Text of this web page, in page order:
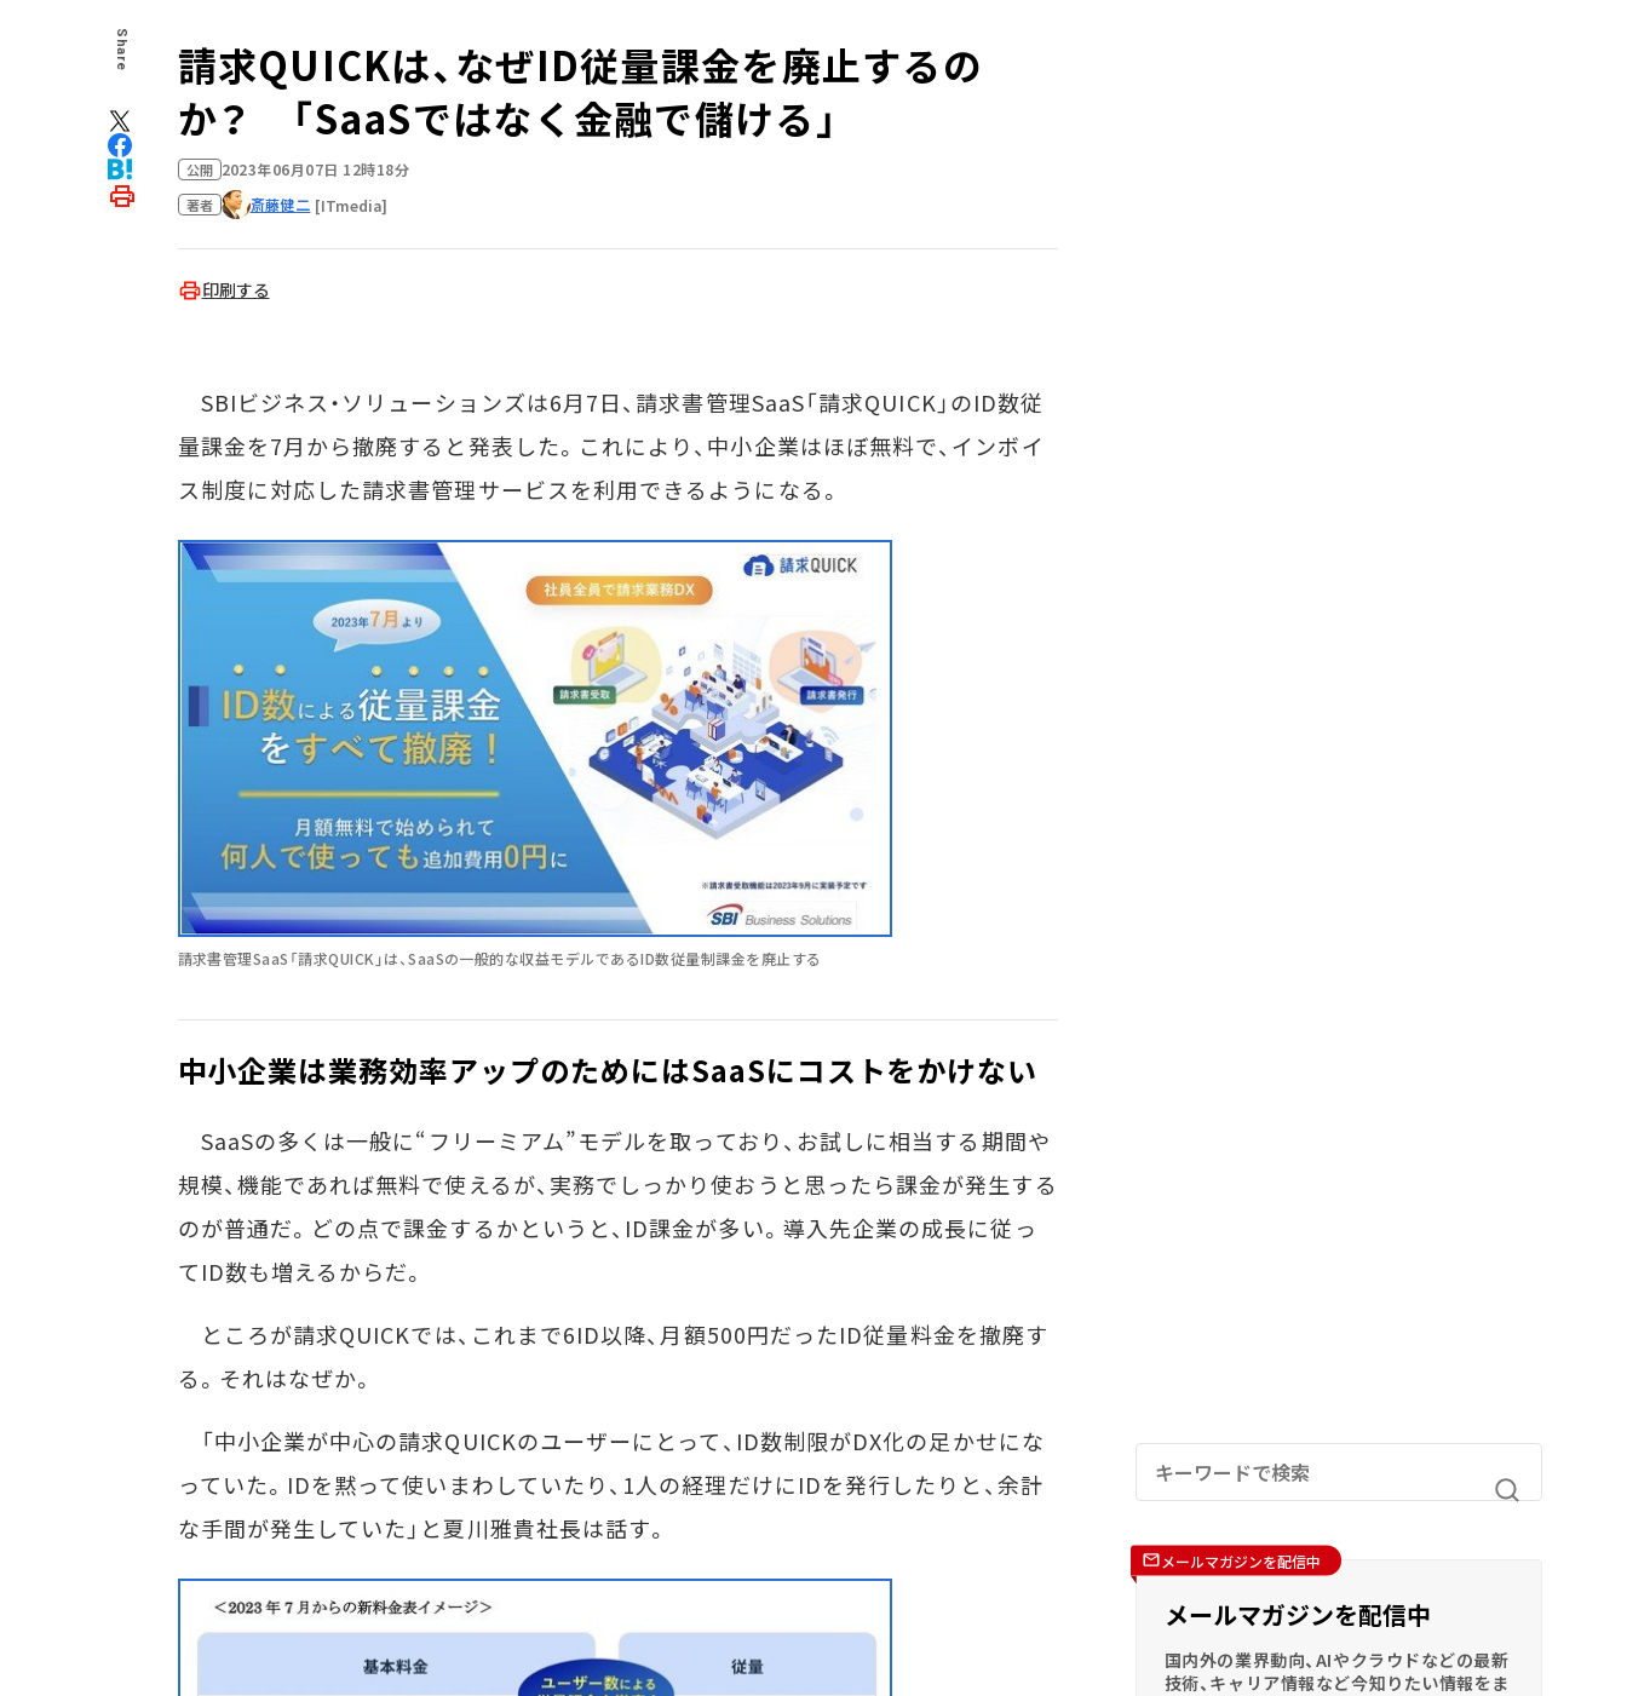
Share
請求QUICKは、なぜID従量課金を廃止するの
か？ 「SaaSではなく金融で儲ける」
公開 2023年06月07日 12時18分
著者 斎藤健二 [ITmedia]
印刷する
SBIビジネス・ソリューションズは6月7日、請求書管理SaaS「請求QUICK」のID数従
量課金を7月から撤廃すると発表した。これにより、中小企業はほぼ無料で、インボイ
ス制度に対応した請求書管理サービスを利用できるようになる。
請求書管理SaaS「請求QUICK」は、SaaSの一般的な収益モデルであるID数従量制課金を廃止する
中小企業は業務効率アップのためにはSaaSにコストをかけない
SaaSの多くは一般に“フリーミアム”モデルを取っており、お試しに相当する期間や
規模、機能であれば無料で使えるが、実務でしっかり使おうと思ったら課金が発生する
のが普通だ。どの点で課金するかというと、ID課金が多い。導入先企業の成長に従っ
てID数も増えるからだ。
ところが請求QUICKでは、これまで6ID以降、月額500円だったID従量料金を撤廃す
る。それはなぜか。
「中小企業が中心の請求QUICKのユーザーにとって、ID数制限がDX化の足かせにな
っていた。IDを黙って使いまわしていたり、1人の経理だけにIDを発行したりと、余計
な手間が発生していた」と夏川雅貴社長は話す。
メールマガジンを配信中
メールマガジンを配信中
国内外の業界動向、AIやクラウドなどの最新
技術、キャリア情報など今知りたい情報をま